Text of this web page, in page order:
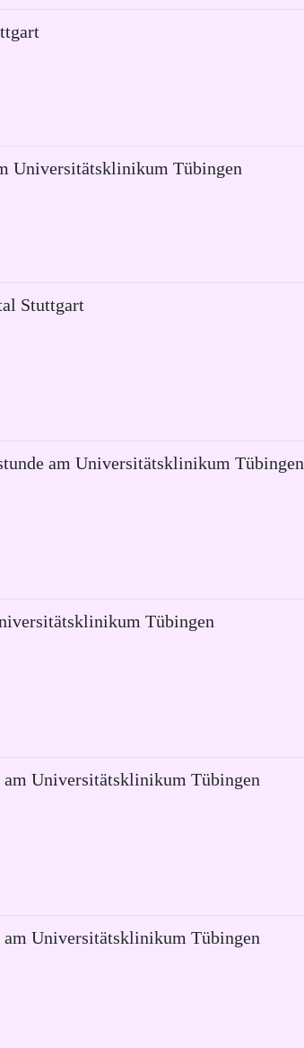
Universitätsklinikum Tübingen
Stuttgart
am Universitätsklinikum Tübingen
Tübingen
Universitätsklinikum Tübingen
Universitätsklinikum Tübingen